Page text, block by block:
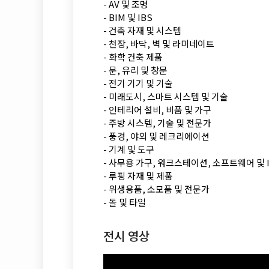
- AV 및 조명
- BIM 및 IBS
- 건축 자재 및 시스템
- 천장, 바닥, 벽 및 라미네이트
- 화학 건축 제품
- 문, 유리 및 창문
- 전기 기기 및 기술
- 미래도시, 스마트 시스템 및 기술
- 인테리어 설비, 비품 및 가구
- 주방 시스템, 기술 및 전문가
- 풍경, 야외 및 레크리에이션
- 기계 및 도구
- 사무용 가구, 워크스테이션, 소프트웨어 및
- 루핑 자재 및 제품
- 위생용품, 소모품 및 전문가
- 돌 및 타일
전시 영상